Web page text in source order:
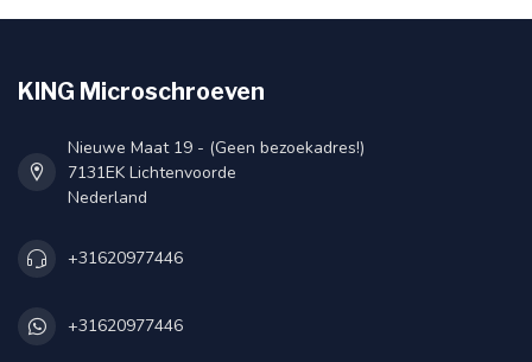
KING Microschroeven
Nieuwe Maat 19 - (Geen bezoekadres!)
7131EK Lichtenvoorde
Nederland
+31620977446
+31620977446